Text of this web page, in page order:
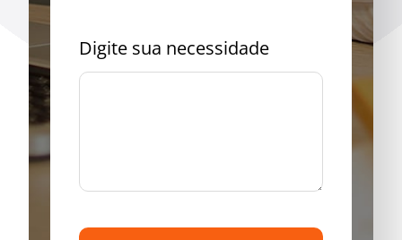
Digite sua necessidade